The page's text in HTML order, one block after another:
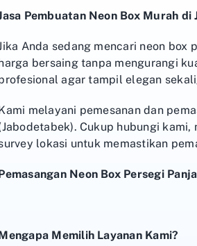
Pembuatan Neon Box Murah di
Anda sedang mencari neon
bersaing tanpa mengurangi
agar tampil elegan
melayani pemesanan dan
Cukup hubungi
lokasi untuk memastikan
Neon Box Persegi
Memilih Layanan Kami?